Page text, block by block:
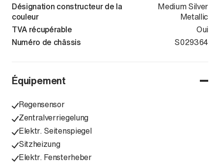
Désignation constructeur de la
couleur
Medium Silver
Metallic
TVA récupérable
Oui
Numéro de châssis
S029364
Équipement
Regensensor
Zentralverriegelung
Elektr. Seitenspiegel
Sitzheizung
Elektr. Fensterheber